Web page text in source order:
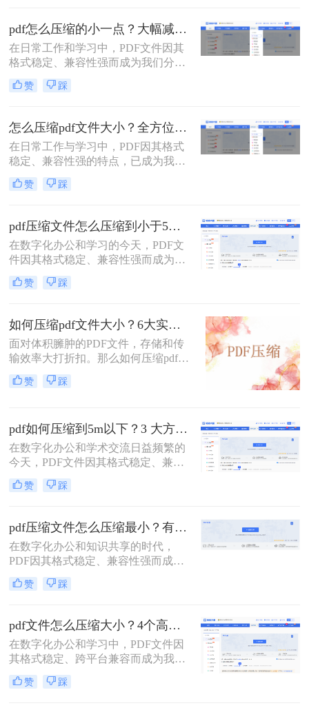
送、云端存储和即时分享带来了巨大
困扰。如何高效、无损（或视觉无
损）地压缩PDF，成为一个普遍需
求。那么pdf怎么压缩呢？
pdf怎么压缩的小一点？大幅减小文件体积的有效方法全解析！
在日常工作和学习中，PDF文件因其
格式稳定、兼容性强而成为我们分享
文档、报告和资料的首选格式。然
而，随之而来的问题也显而易见：过
在通过邮件发送、即时通讯工具传输
或上传至云平台时受到限制，严重影
响效率。因此，pdf怎么压缩的小一
点，成为一项必备技能。
赞 踩
怎么压缩pdf文件大小？全方位高效压缩方法终极指南！
在日常工作与学习中，PDF因其格式
稳定、兼容性强的特点，已成为我们
分享文档、报告和论文的首选格式。
然而，过大的PDF文件常常会带来诸
度、占用大量存储空间，甚至可能超
出某些平台的上传限制。因此，掌握
怎么压缩pdf文件大小的技能显得至关
重要。
赞 踩
pdf压缩文件怎么压缩到小于5M？4种压缩方法终极指南！
在数字化办公和学习的今天，PDF文
件因其格式稳定、兼容性强而成为我
们日常传输文档的首选。然而，我们
常常会遇到一个令人头疼的问题：一
清图片、复杂图表或嵌入字体而体积
庞大，动辄几十兆甚至上百兆。无论
是通过电子邮件发送（通常有附件大
小限制）、上传至学习平台还是提交
至企业系统，文件大小限制（如常见
的5MB）往往是一道难以逾越的关
赞 踩
如何压缩pdf文件大小？6大实用压缩方案深度解析！
面对体积臃肿的PDF文件，存储和传
输效率大打折扣。那么如何压缩pdf文
件大小呢？本文为您梳理6种主流压
缩方案，从原理到实操，助您轻松掌
赞 踩
pdf如何压缩到5m以下？3 大方法手把手教，轻松过平台限制！
在数字化办公和学术交流日益频繁的
今天，PDF文件因其格式稳定、兼容
性强而成为我们传递信息的主要载
体。然而，一个棘手的问题常常困扰
电子邮件发送简历、在学术平台提交
论文，还是在微信等即时通讯工具中
分享资料，平台往往对附件大小有严
格限制，最常见的门槛就是5MB。一
个几十兆甚至上百兆的PDF文件，不
仅传输耗时，还可能直接导致发送失
赞 踩
pdf压缩文件怎么压缩最小？有效压缩方法终极指南！
在数字化办公和知识共享的时代，
PDF因其格式稳定、兼容性强而成为
文档传输的首选。然而，庞大的PDF
文件时常为我们带来困扰：邮箱附件
下载耗时、设备存储空间告急。pdf压
缩文件怎么压缩最小，成为许多人迫
切需要的技能。
赞 踩
pdf文件怎么压缩大小？4个高效传输与存储方法详解！
在数字化办公和学习中，PDF文件因
其格式稳定、跨平台兼容而成为我们
日常交流的首选格式。然而，过大的
PDF文件——无论是包含大量高分辨
赞 踩